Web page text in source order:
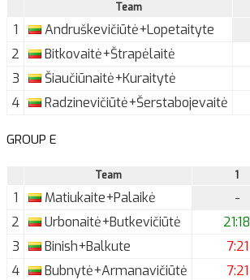
Team
1 Andruškevičiūtė+Lopetaityte
2
Bitkovaitė+Štrapėlaitė
3
Šiaučiūnaitė+Kuraitytė
4
Radzinevičiūtė+Šerstabojevaitė
GROUP E
Team 1
1 Matiukaite+Palaikė -
2
Urbonaitė+Butkevičiūtė 21:18
3
Binish+Balkute 7:21
4
Bubnytė+Armanavičiūtė 7:21